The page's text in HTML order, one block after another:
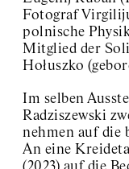
Fotograf
polnische
Mitglied der
Hołuszko
Im selben
Radziszewski
nehmen auf die
An eine